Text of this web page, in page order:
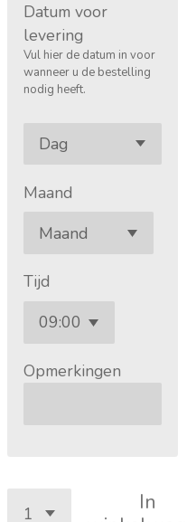
Datum voor
levering
Vul hier de datum in voor
wanneer u de bestelling
nodig heeft.
Maand
Tijd
Opmerkingen
In